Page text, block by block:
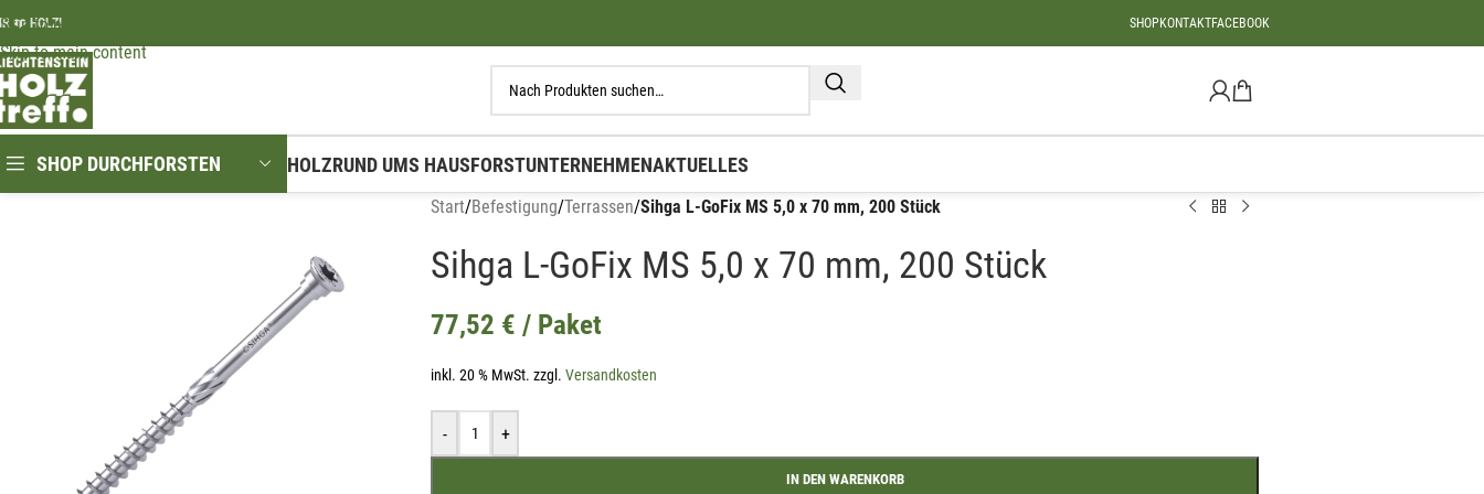
Skip to navigation
Skip to main content
❤️ HOLZ! SHOPKONTAKTFACEBOOK
SHOP DURCHFORSTEN HOLZRUND UMS HAUSFORSTUNTERNEHMENAKTUELLES
Start/Befestigung/Terrassen/Sihga L-GoFix MS 5,0 x 70 mm, 200 Stück
Sihga L-GoFix MS 5,0 x 70 mm, 200 Stück
77,52 € / Paket
inkl. 20 % MwSt. zzgl. Versandkosten
- +
IN DEN WARENKORB